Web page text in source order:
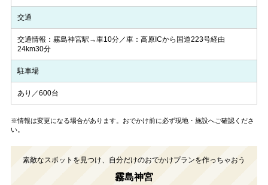
交通
交通情報：霧島神宮駅→車10分／車：高原ICから国道223号経由
24km30分
駐車場
あり／600台
※情報は変更になる場合があります。おでかけ前に必ず現地・施設へご確認くださ
い。
素敵なスポットを見つけ、自分だけのおでかけプランを作っちゃおう
霧島神宮